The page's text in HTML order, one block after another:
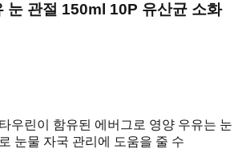
눈 관절 150ml 10P 유산균 소화
우린이 함유된 에버그로 영양 우유는 눈
눈물 자국 관리에 도움을 줄 수